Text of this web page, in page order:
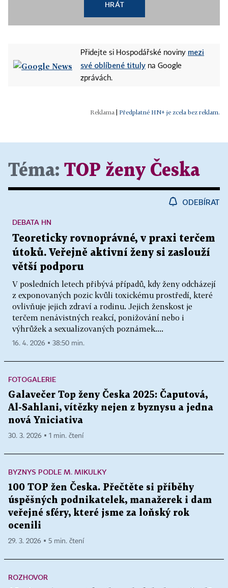
HRÁT
Přidejte si Hospodářské noviny mezi
své oblíbené tituly na Google
zprávách.
Předplatné HN+ je zcela bez reklam.
Téma: TOP ženy Česka
ODEBÍRAT
Teoreticky rovnoprávné, v praxi terčem
útoků. Veřejně aktivní ženy si zaslouží
větší podporu
V posledních letech přibývá případů, kdy ženy odcházejí
z exponovaných pozic kvůli toxickému prostředí, které
ovlivňuje jejich zdraví a rodinu. Jejich ženskost je
terčem nenávistných reakcí, ponižování nebo i
výhrůžek a sexualizovaných poznámek....
DEBATA HN
16. 4. 2026 ▪ 38:50 min.
FOTOGALERIE
Galavečer Top ženy Česka 2025: Čaputová,
Al-Sahlani, vítězky nejen z byznysu a jedna
nová Yniciativa
30. 3. 2026 ▪ 1 min. čtení
BYZNYS PODLE M. MIKULKY
100 TOP žen Česka. Přečtěte si příběhy
úspěšných podnikatelek, manažerek i dam
veřejné sféry, které jsme za loňský rok
ocenili
29. 3. 2026 ▪ 5 min. čtení
ROZHOVOR